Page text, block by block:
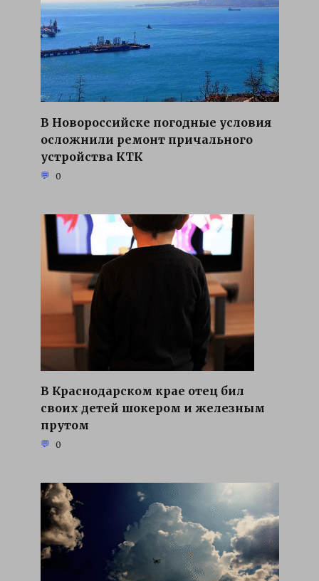
В Новороссийске погодные условия
осложнили ремонт причального
устройства КТК
0
В Краснодарском крае отец бил
своих детей шокером и железным
прутом
0